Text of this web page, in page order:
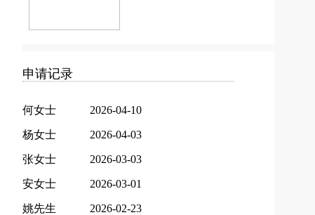
申请记录
何女士 2026-04-10
杨女士 2026-04-03
张女士 2026-03-03
安女士 2026-03-01
姚先生 2026-02-23